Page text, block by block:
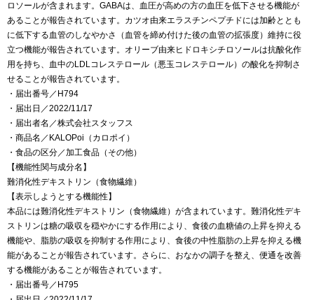
ロソールが含まれます。GABAは、血圧が高めの方の血圧を低下させる機能が
あることが報告されています。カツオ由来エラスチンペプチドには加齢ととも
に低下する血管のしなやかさ（血管を締め付けた後の血管の拡張度）維持に役
立つ機能が報告されています。オリーブ由来ヒドロキシチロソールは抗酸化作
用を持ち、血中のLDLコレステロール（悪玉コレステロール）の酸化を抑制さ
せることが報告されています。
・届出番号／H794
・届出日／2022/11/17
・届出者名／株式会社スタッフス
・商品名／KALOPoi（カロポイ）
・食品の区分／加工食品（その他）
【機能性関与成分名】
難消化性デキストリン（食物繊維）
【表示しようとする機能性】
本品には難消化性デキストリン（食物繊維）が含まれています。難消化性デキ
ストリンは糖の吸収を穏やかにする作用により、食後の血糖値の上昇を抑える
機能や、脂肪の吸収を抑制する作用により、食後の中性脂肪の上昇を抑える機
能があることが報告されています。さらに、おなかの調子を整え、便通を改善
する機能があることが報告されています。
・届出番号／H795